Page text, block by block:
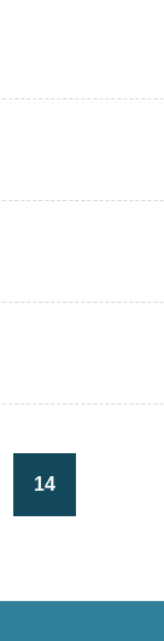
14